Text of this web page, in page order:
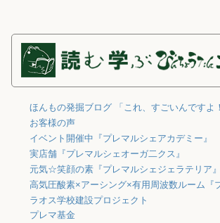
ほんもの発掘ブログ 「これ、すごいんですよ
お客様の声
イベント開催中『プレマルシェアカデミー』
実店舗『プレマルシェオーガ二クス』
元気☆笑顔の素『プレマルシェジェラテリア』
ラオス学校建設プロジェクト
プレマ基金